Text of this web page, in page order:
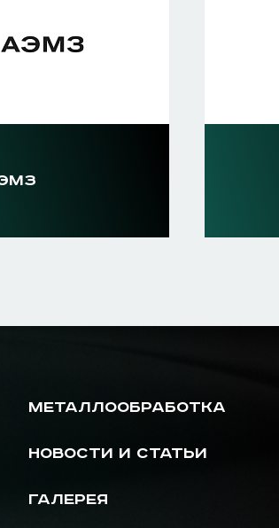
МЕТАЛЛООБРАБОТКА
НОВОСТИ И СТАТЬИ
ГАЛЕРЕЯ